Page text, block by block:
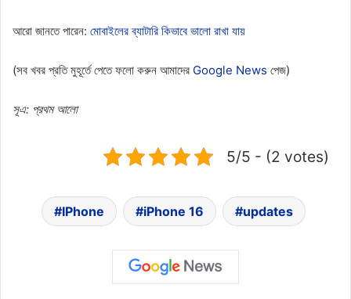
আরো জানতে পারেন: মোবাইলের ব্যাটারি কিভাবে ভালো রাখা যায়
(সব খবর প্রতি মুহূর্তে পেতে ফলো করুন আমাদের Google News পেজ)
সূএ: প্রথম আলো
5/5 - (2 votes)
IPhone iPhone 16 updates